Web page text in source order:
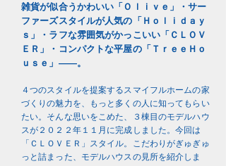
雑貨が似合うかわいい「Ｏｌｉｖｅ」・サー
ファーズスタイルが人気の「Ｈｏｌｉｄａｙ
ｓ」・ラフな雰囲気がかっこいい「ＣＬＯＶ
ＥＲ」・コンパクトな平屋の「ＴｒｅｅＨｏ
ｕｓｅ」――。
４つのスタイルを提案するスマイフルホームの家
づくりの魅力を、もっと多くの人に知ってもらい
たい。そんな思いをこめた、３棟目のモデルハウ
スが２０２２年１１月に完成しました。今回は
「ＣＬＯＶＥＲ」スタイル。こだわりがぎゅぎゅ
っと詰まった、モデルハウスの見所を紹介しま